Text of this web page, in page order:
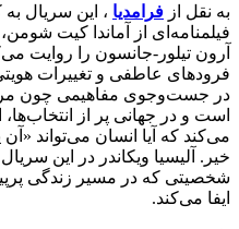
به نقل از فرامدیا ، این سریال به
فیلمنامه‌ای از آماندا کیت
آرون تیلور-جانسون را روایت
فرودهای عاطفی و تغییرات
در جست‌وجوی مفاهیمی چون
است و در جهانی پر از
می‌کند که آیا انسان می‌تواند
خیر. آلیسیا ویکاندر در این
شخصیتی که در مسیر زندگی
ایفا می‌کند.